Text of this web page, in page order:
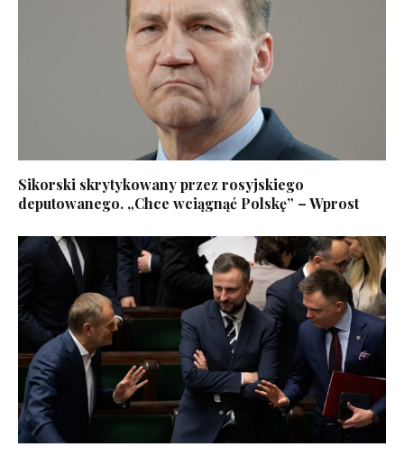
Sikorski skrytykowany przez rosyjskiego
deputowanego. „Chce wciągnąć Polskę” – Wprost